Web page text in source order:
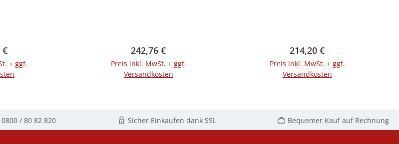
Preis:
€
+ ggf.
Regulärer Preis:
242,76 €
Preis inkl. MwSt. + ggf.
Versandkosten
Regulärer Preis:
214,20 €
Preis inkl. MwSt. + ggf.
Versandkosten
0800 / 80 82 820 Sicher Einkaufen dank SSL Bequemer Kauf auf Rechnung